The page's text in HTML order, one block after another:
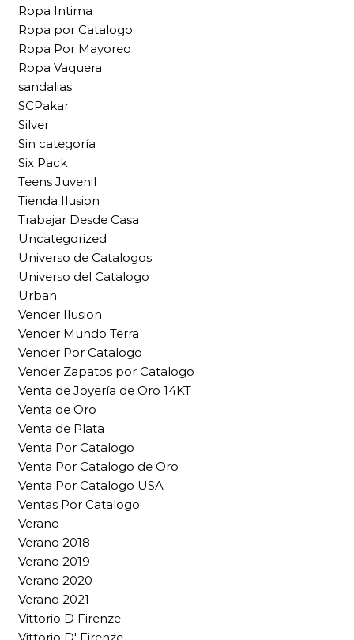
Ropa Intima
Ropa por Catalogo
Ropa Por Mayoreo
Ropa Vaquera
sandalias
SCPakar
Silver
Sin categoría
Six Pack
Teens Juvenil
Tienda Ilusion
Trabajar Desde Casa
Uncategorized
Universo de Catalogos
Universo del Catalogo
Urban
Vender Ilusion
Vender Mundo Terra
Vender Por Catalogo
Vender Zapatos por Catalogo
Venta de Joyería de Oro 14KT
Venta de Oro
Venta de Plata
Venta Por Catalogo
Venta Por Catalogo de Oro
Venta Por Catalogo USA
Ventas Por Catalogo
Verano
Verano 2018
Verano 2019
Verano 2020
Verano 2021
Vittorio D Firenze